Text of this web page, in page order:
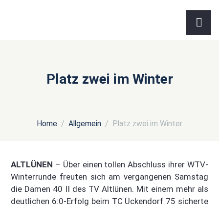
Platz zwei im Winter
Home Allgemein Platz zwei im Winter
ALTLÜNEN – Über einen tollen Abschluss ihrer WTV-
Winterrunde freuten sich am vergangenen Samstag
die Damen 40 II des TV Altlünen. Mit einem mehr als
deutlichen 6:0-Erfolg beim TC Ückendorf 75 sicherte